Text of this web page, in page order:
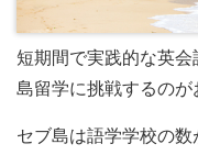
短期間で実践的な英
島留学に挑戦するのが
セブ島は語学学校の数